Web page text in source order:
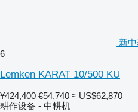
新
6
Lemken KARAT 10/500 KU
¥424,400 €54,740 ≈ US$62,870
耕作设备 - 中耕机